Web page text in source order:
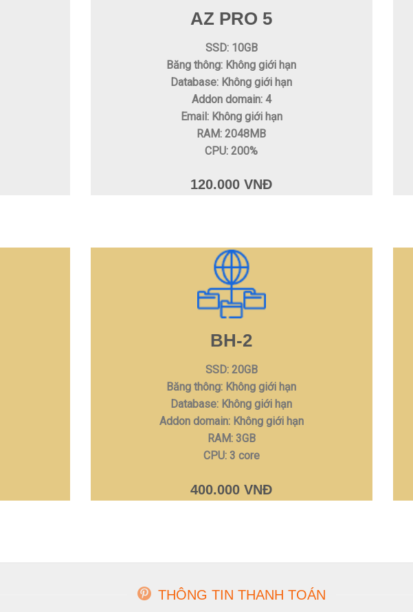
AZ PRO 5
SSD: 10GB
Băng thông: Không giới hạn
Database: Không giới hạn
Addon domain: 4
Email: Không giới hạn
RAM: 2048MB
CPU: 200%
120.000 VNĐ
BH-2
SSD: 20GB
Băng thông: Không giới hạn
Database: Không giới hạn
Addon domain: Không giới hạn
RAM: 3GB
CPU: 3 core
400.000 VNĐ
THÔNG TIN THANH TOÁN